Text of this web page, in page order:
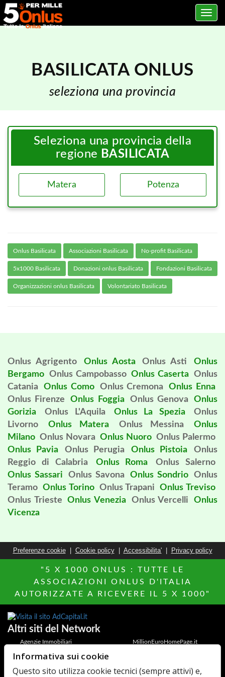
Toggle
BASILICATA ONLUS
seleziona una provincia
Seleziona una provincia della
regione BASILICATA
Matera Potenza
Onlus Basilicata Associazioni Basilicata No-profit Basilicata
5x1000 Basilicata Donazioni onlus Basilicata Fondazioni Basilicata
Organizzazioni onlus Basilicata Volontariato Basilicata
Onlus Agrigento Onlus Aosta Onlus Asti
Onlus
Bergamo Onlus Campobasso Onlus Caserta Onlus
Catania
Onlus Como Onlus Cremona
Onlus Enna
Onlus Firenze
Onlus Foggia Onlus Genova
Onlus
Gorizia
Onlus L'Aquila Onlus La Spezia
Onlus
Livorno
Onlus Matera Onlus Messina
Onlus
Milano Onlus Novara Onlus Nuoro Onlus Palermo
Onlus Pavia
Onlus Perugia Onlus Pistoia
Onlus
Reggio di Calabria
Onlus Roma
Onlus Salerno
Onlus Sassari
Onlus Savona Onlus Sondrio
Onlus
Teramo Onlus Torino Onlus Trapani
Onlus Treviso
Onlus Trieste
Onlus Venezia Onlus Vercelli
Onlus
Vicenza
Preferenze cookie| Cookie policy| Accessibilita'| Privacy policy
"5 X 1000 ONLUS : TUTTE LE
ASSOCIAZIONI ONLUS D'ITALIA
AUTORIZZATE A RICEVERE IL 5 X 1000"
Altri siti del Network
Agenzie Immobiliari MillionEuroHomePage.it
Hotels Italia
Elenco Farmaci AdCapital
Informativa sui cookie
Questo sito utilizza cookie tecnici (sempre attivi) e,